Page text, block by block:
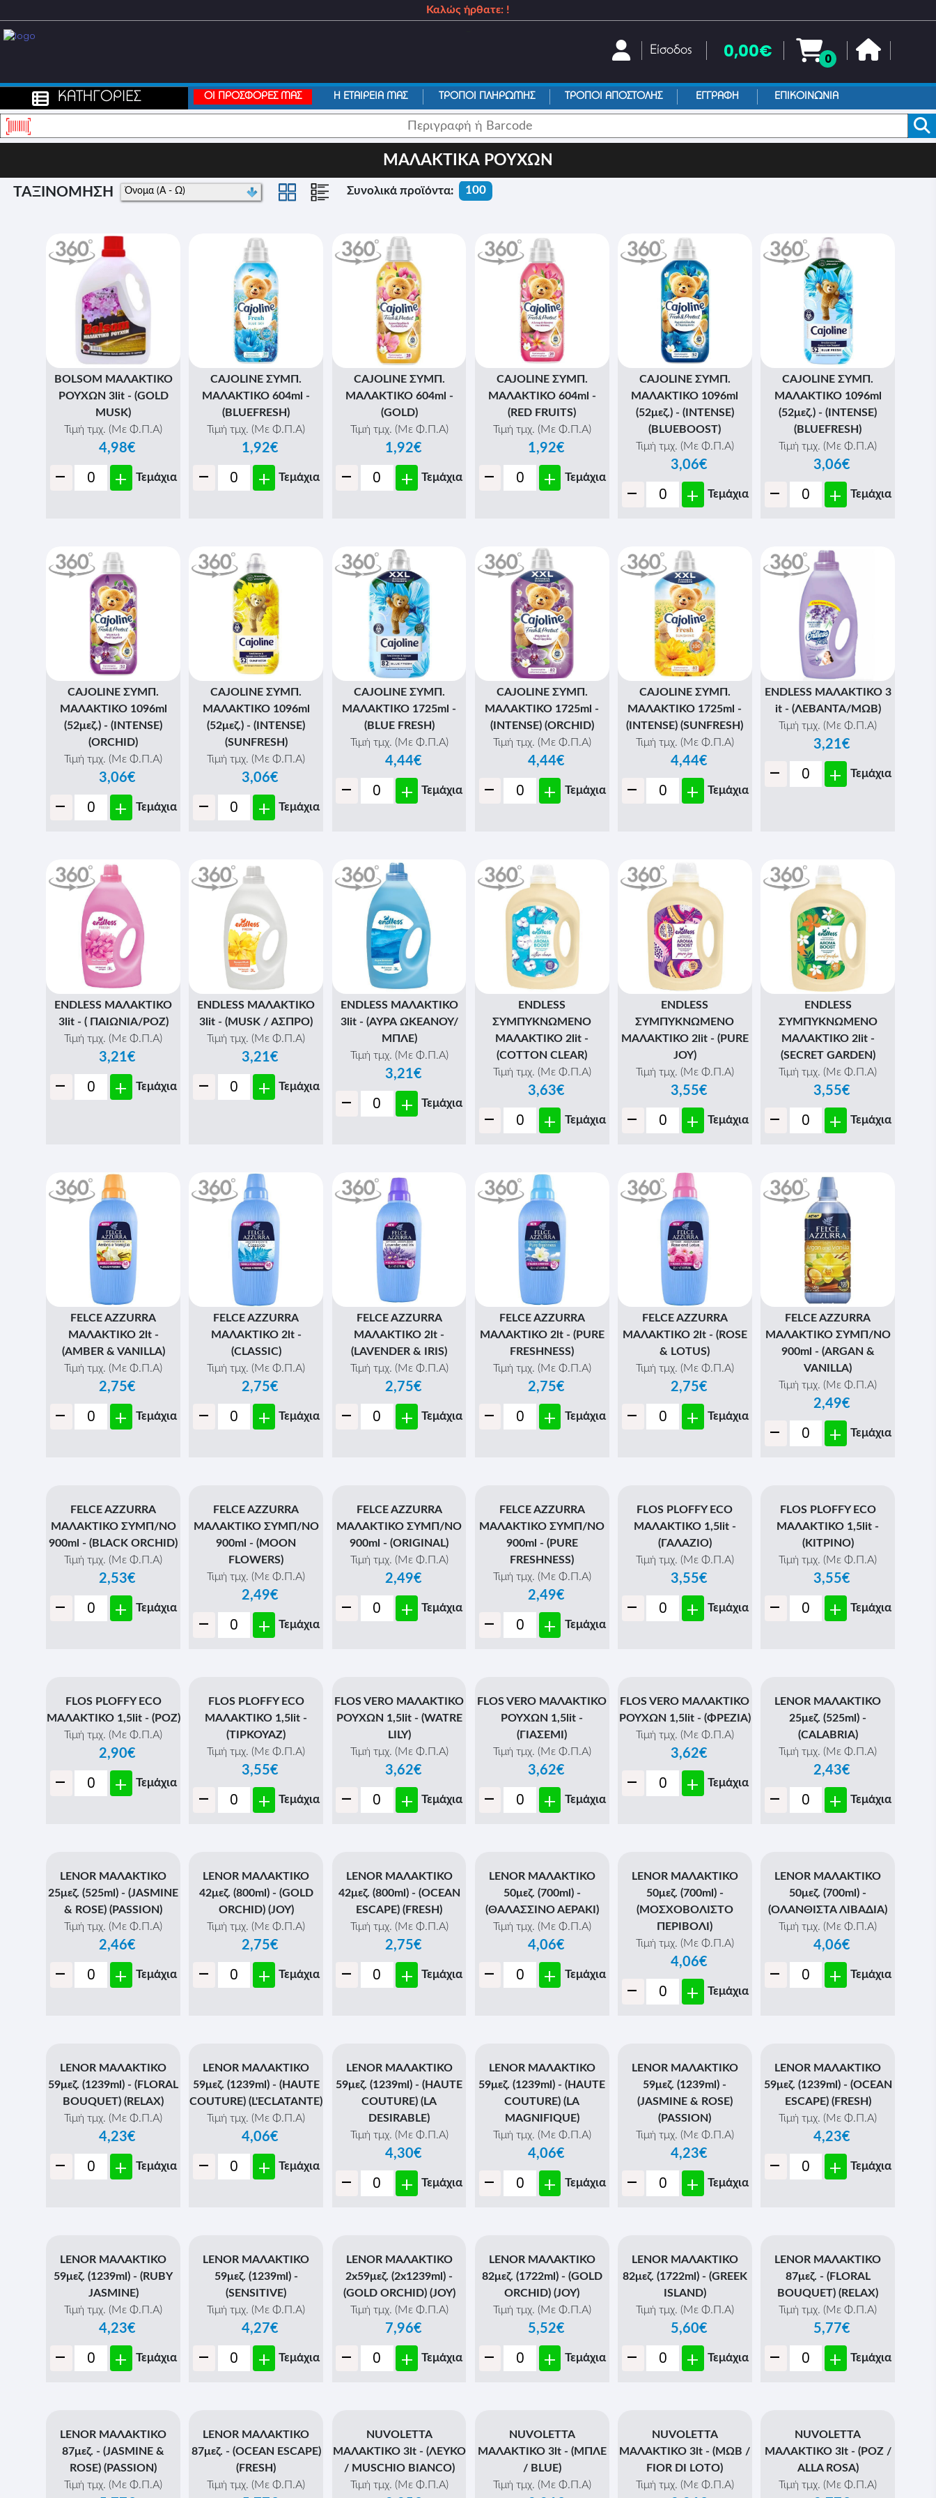
Καλώς ήρθατε: !
Είσοδος 0,00€ 0
ΚΑΤΗΓΟΡΙΕΣ ΟΙ ΠΡΟΣΦΟΡΕΣ ΜΑΣ Η ΕΤΑΙΡΕΙΑ ΜΑΣ ΤΡΟΠΟΙ ΠΛΗΡΩΜΗΣ ΤΡΟΠΟΙ ΑΠΟΣΤΟΛΗΣ ΕΓΓΡΑΦΗ ΕΠΙΚΟΙΝΩΝΙΑ
ΜΑΛΑΚΤΙΚΑ ΡΟΥΧΩΝ
ΤΑΞΙΝΟΜΗΣΗ Συνολικά προϊόντα: 100
BOLSOM ΜΑΛΑΚΤΙΚΟ
ΡΟΥΧΩΝ 3lit - (GOLD
MUSK)
Τιμή τμχ. (Με Φ.Π.Α)
4,98€
- + Τεμάχια
CAJOLINE ΣΥΜΠ.
ΜΑΛΑΚΤΙΚΟ 604ml -
(BLUEFRESH)
Τιμή τμχ. (Με Φ.Π.Α)
1,92€
- + Τεμάχια
CAJOLINE ΣΥΜΠ.
ΜΑΛΑΚΤΙΚΟ 604ml -
(GOLD)
Τιμή τμχ. (Με Φ.Π.Α)
1,92€
- + Τεμάχια
CAJOLINE ΣΥΜΠ.
ΜΑΛΑΚΤΙΚΟ 604ml -
(RED FRUITS)
Τιμή τμχ. (Με Φ.Π.Α)
1,92€
- + Τεμάχια
CAJOLINE ΣΥΜΠ.
ΜΑΛΑΚΤΙΚΟ 1096ml
(52μεζ.) - (INTENSE)
(BLUEBOOST)
Τιμή τμχ. (Με Φ.Π.Α)
3,06€
- + Τεμάχια
CAJOLINE ΣΥΜΠ.
ΜΑΛΑΚΤΙΚΟ 1096ml
(52μεζ.) - (INTENSE)
(BLUEFRESH)
Τιμή τμχ. (Με Φ.Π.Α)
3,06€
- + Τεμάχια
CAJOLINE ΣΥΜΠ.
ΜΑΛΑΚΤΙΚΟ 1096ml
(52μεζ.) - (INTENSE)
(ORCHID)
Τιμή τμχ. (Με Φ.Π.Α)
3,06€
- + Τεμάχια
CAJOLINE ΣΥΜΠ.
ΜΑΛΑΚΤΙΚΟ 1096ml
(52μεζ.) - (INTENSE)
(SUNFRESH)
Τιμή τμχ. (Με Φ.Π.Α)
3,06€
- + Τεμάχια
CAJOLINE ΣΥΜΠ.
ΜΑΛΑΚΤΙΚΟ 1725ml -
(BLUE FRESH)
Τιμή τμχ. (Με Φ.Π.Α)
4,44€
- + Τεμάχια
CAJOLINE ΣΥΜΠ.
ΜΑΛΑΚΤΙΚΟ 1725ml -
(INTENSE) (ORCHID)
Τιμή τμχ. (Με Φ.Π.Α)
4,44€
- + Τεμάχια
CAJOLINE ΣΥΜΠ.
ΜΑΛΑΚΤΙΚΟ 1725ml -
(INTENSE) (SUNFRESH)
Τιμή τμχ. (Με Φ.Π.Α)
4,44€
- + Τεμάχια
ENDLESS ΜΑΛΑΚΤΙΚΟ 3
it - (ΛΕΒΑΝΤΑ/ΜΩΒ)
Τιμή τμχ. (Με Φ.Π.Α)
3,21€
- + Τεμάχια
ENDLESS ΜΑΛΑΚΤΙΚΟ
3lit - ( ΠΑΙΩΝΙΑ/ΡΟΖ)
Τιμή τμχ. (Με Φ.Π.Α)
3,21€
- + Τεμάχια
ENDLESS ΜΑΛΑΚΤΙΚΟ
3lit - (MUSK / ΑΣΠΡΟ)
Τιμή τμχ. (Με Φ.Π.Α)
3,21€
- + Τεμάχια
ENDLESS ΜΑΛΑΚΤΙΚΟ
3lit - (ΑΥΡΑ ΩΚΕΑΝΟΥ/
ΜΠΛΕ)
Τιμή τμχ. (Με Φ.Π.Α)
3,21€
- + Τεμάχια
ENDLESS
ΣΥΜΠΥΚΝΩΜΕΝΟ
ΜΑΛΑΚΤΙΚΟ 2lit -
(COTTON CLEAR)
Τιμή τμχ. (Με Φ.Π.Α)
3,63€
- + Τεμάχια
ENDLESS
ΣΥΜΠΥΚΝΩΜΕΝΟ
ΜΑΛΑΚΤΙΚΟ 2lit - (PURE
JOY)
Τιμή τμχ. (Με Φ.Π.Α)
3,55€
- + Τεμάχια
ENDLESS
ΣΥΜΠΥΚΝΩΜΕΝΟ
ΜΑΛΑΚΤΙΚΟ 2lit -
(SECRET GARDEN)
Τιμή τμχ. (Με Φ.Π.Α)
3,55€
- + Τεμάχια
FELCE AZZURRA
ΜΑΛΑΚΤΙΚΟ 2lt -
(AMBER & VANILLA)
Τιμή τμχ. (Με Φ.Π.Α)
2,75€
- + Τεμάχια
FELCE AZZURRA
ΜΑΛΑΚΤΙΚΟ 2lt -
(CLASSIC)
Τιμή τμχ. (Με Φ.Π.Α)
2,75€
- + Τεμάχια
FELCE AZZURRA
ΜΑΛΑΚΤΙΚΟ 2lt -
(LAVENDER & IRIS)
Τιμή τμχ. (Με Φ.Π.Α)
2,75€
- + Τεμάχια
FELCE AZZURRA
ΜΑΛΑΚΤΙΚΟ 2lt - (PURE
FRESHNESS)
Τιμή τμχ. (Με Φ.Π.Α)
2,75€
- + Τεμάχια
FELCE AZZURRA
ΜΑΛΑΚΤΙΚΟ 2lt - (ROSE
& LOTUS)
Τιμή τμχ. (Με Φ.Π.Α)
2,75€
- + Τεμάχια
FELCE AZZURRA
ΜΑΛΑΚΤΙΚΟ ΣΥΜΠ/ΝΟ
900ml - (ARGAN &
VANILLA)
Τιμή τμχ. (Με Φ.Π.Α)
2,49€
- + Τεμάχια
FELCE AZZURRA
ΜΑΛΑΚΤΙΚΟ ΣΥΜΠ/ΝΟ
900ml - (BLACK ORCHID)
Τιμή τμχ. (Με Φ.Π.Α)
2,53€
- + Τεμάχια
FELCE AZZURRA
ΜΑΛΑΚΤΙΚΟ ΣΥΜΠ/ΝΟ
900ml - (MOON
FLOWERS)
Τιμή τμχ. (Με Φ.Π.Α)
2,49€
- + Τεμάχια
FELCE AZZURRA
ΜΑΛΑΚΤΙΚΟ ΣΥΜΠ/ΝΟ
900ml - (ORIGINAL)
Τιμή τμχ. (Με Φ.Π.Α)
2,49€
- + Τεμάχια
FELCE AZZURRA
ΜΑΛΑΚΤΙΚΟ ΣΥΜΠ/ΝΟ
900ml - (PURE
FRESHNESS)
Τιμή τμχ. (Με Φ.Π.Α)
2,49€
- + Τεμάχια
FLOS PLOFFY ECO
ΜΑΛΑΚΤΙΚΟ 1,5lit -
(ΓΑΛΑΖΙΟ)
Τιμή τμχ. (Με Φ.Π.Α)
3,55€
- + Τεμάχια
FLOS PLOFFY ECO
ΜΑΛΑΚΤΙΚΟ 1,5lit -
(ΚΙΤΡΙΝΟ)
Τιμή τμχ. (Με Φ.Π.Α)
3,55€
- + Τεμάχια
FLOS PLOFFY ECO
ΜΑΛΑΚΤΙΚΟ 1,5lit - (ΡΟΖ)
Τιμή τμχ. (Με Φ.Π.Α)
2,90€
- + Τεμάχια
FLOS PLOFFY ECO
ΜΑΛΑΚΤΙΚΟ 1,5lit -
(ΤΙΡΚΟΥΑΖ)
Τιμή τμχ. (Με Φ.Π.Α)
3,55€
- + Τεμάχια
FLOS VERO ΜΑΛΑΚΤΙΚΟ
ΡΟΥΧΩΝ 1,5lit - (WATRE
LILY)
Τιμή τμχ. (Με Φ.Π.Α)
3,62€
- + Τεμάχια
FLOS VERO ΜΑΛΑΚΤΙΚΟ
ΡΟΥΧΩΝ 1,5lit -
(ΓΙΑΣΕΜΙ)
Τιμή τμχ. (Με Φ.Π.Α)
3,62€
- + Τεμάχια
FLOS VERO ΜΑΛΑΚΤΙΚΟ
ΡΟΥΧΩΝ 1,5lit - (ΦΡΕΖΙΑ)
Τιμή τμχ. (Με Φ.Π.Α)
3,62€
- + Τεμάχια
LENOR ΜΑΛΑΚΤΙΚΟ
25μεζ. (525ml) -
(CALABRIA)
Τιμή τμχ. (Με Φ.Π.Α)
2,43€
- + Τεμάχια
LENOR ΜΑΛΑΚΤΙΚΟ
25μεζ. (525ml) - (JASMINE
& ROSE) (PASSION)
Τιμή τμχ. (Με Φ.Π.Α)
2,46€
- + Τεμάχια
LENOR ΜΑΛΑΚΤΙΚΟ
42μεζ. (800ml) - (GOLD
ORCHID) (JOY)
Τιμή τμχ. (Με Φ.Π.Α)
2,75€
- + Τεμάχια
LENOR ΜΑΛΑΚΤΙΚΟ
42μεζ. (800ml) - (OCEAN
ESCAPE) (FRESH)
Τιμή τμχ. (Με Φ.Π.Α)
2,75€
- + Τεμάχια
LENOR ΜΑΛΑΚΤΙΚΟ
50μεζ. (700ml) -
(ΘΑΛΑΣΣΙΝΟ ΑΕΡΑΚΙ)
Τιμή τμχ. (Με Φ.Π.Α)
4,06€
- + Τεμάχια
LENOR ΜΑΛΑΚΤΙΚΟ
50μεζ. (700ml) -
(ΜΟΣΧΟΒΟΛΙΣΤΟ
ΠΕΡΙΒΟΛΙ)
Τιμή τμχ. (Με Φ.Π.Α)
4,06€
- + Τεμάχια
LENOR ΜΑΛΑΚΤΙΚΟ
50μεζ. (700ml) -
(ΟΛΑΝΘΙΣΤΑ ΛΙΒΑΔΙΑ)
Τιμή τμχ. (Με Φ.Π.Α)
4,06€
- + Τεμάχια
LENOR ΜΑΛΑΚΤΙΚΟ
59μεζ. (1239ml) - (FLORAL
BOUQUET) (RELAX)
Τιμή τμχ. (Με Φ.Π.Α)
4,23€
- + Τεμάχια
LENOR ΜΑΛΑΚΤΙΚΟ
59μεζ. (1239ml) - (HAUTE
COUTURE) (L'ECLATANTE)
Τιμή τμχ. (Με Φ.Π.Α)
4,06€
- + Τεμάχια
LENOR ΜΑΛΑΚΤΙΚΟ
59μεζ. (1239ml) - (HAUTE
COUTURE) (LA
DESIRABLE)
Τιμή τμχ. (Με Φ.Π.Α)
4,30€
- + Τεμάχια
LENOR ΜΑΛΑΚΤΙΚΟ
59μεζ. (1239ml) - (HAUTE
COUTURE) (LA
MAGNIFIQUE)
Τιμή τμχ. (Με Φ.Π.Α)
4,06€
- + Τεμάχια
LENOR ΜΑΛΑΚΤΙΚΟ
59μεζ. (1239ml) -
(JASMINE & ROSE)
(PASSION)
Τιμή τμχ. (Με Φ.Π.Α)
4,23€
- + Τεμάχια
LENOR ΜΑΛΑΚΤΙΚΟ
59μεζ. (1239ml) - (OCEAN
ESCAPE) (FRESH)
Τιμή τμχ. (Με Φ.Π.Α)
4,23€
- + Τεμάχια
LENOR ΜΑΛΑΚΤΙΚΟ
59μεζ. (1239ml) - (RUBY
JASMINE)
Τιμή τμχ. (Με Φ.Π.Α)
4,23€
- + Τεμάχια
LENOR ΜΑΛΑΚΤΙΚΟ
59μεζ. (1239ml) -
(SENSITIVE)
Τιμή τμχ. (Με Φ.Π.Α)
4,27€
- + Τεμάχια
LENOR ΜΑΛΑΚΤΙΚΟ
2x59μεζ. (2x1239ml) -
(GOLD ORCHID) (JOY)
Τιμή τμχ. (Με Φ.Π.Α)
7,96€
- + Τεμάχια
LENOR ΜΑΛΑΚΤΙΚΟ
82μεζ. (1722ml) - (GOLD
ORCHID) (JOY)
Τιμή τμχ. (Με Φ.Π.Α)
5,52€
- + Τεμάχια
LENOR ΜΑΛΑΚΤΙΚΟ
82μεζ. (1722ml) - (GREEK
ISLAND)
Τιμή τμχ. (Με Φ.Π.Α)
5,60€
- + Τεμάχια
LENOR ΜΑΛΑΚΤΙΚΟ
87μεζ. - (FLORAL
BOUQUET) (RELAX)
Τιμή τμχ. (Με Φ.Π.Α)
5,77€
- + Τεμάχια
LENOR ΜΑΛΑΚΤΙΚΟ
87μεζ. - (JASMINE &
ROSE) (PASSION)
Τιμή τμχ. (Με Φ.Π.Α)
LENOR ΜΑΛΑΚΤΙΚΟ
87μεζ. - (OCEAN ESCAPE)
(FRESH)
Τιμή τμχ. (Με Φ.Π.Α)
NUVOLETTA
ΜΑΛΑΚΤΙΚΟ 3lt - (ΛΕΥΚΟ
/ MUSCHIO BIANCO)
Τιμή τμχ. (Με Φ.Π.Α)
NUVOLETTA
ΜΑΛΑΚΤΙΚΟ 3lt - (ΜΠΛΕ
/ BLUE)
Τιμή τμχ. (Με Φ.Π.Α)
NUVOLETTA
ΜΑΛΑΚΤΙΚΟ 3lt - (ΜΩΒ /
FIOR DI LOTO)
Τιμή τμχ. (Με Φ.Π.Α)
NUVOLETTA
ΜΑΛΑΚΤΙΚΟ 3lt - (ΡΟΖ /
ALLA ROSA)
Τιμή τμχ. (Με Φ.Π.Α)